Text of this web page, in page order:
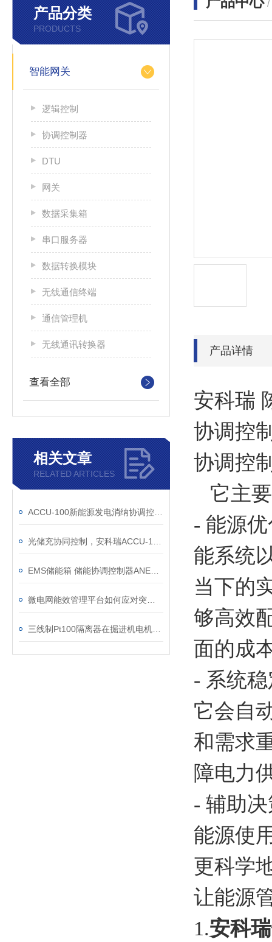
产品分类
PRODUCTS
智能网关
逻辑控制
协调控制器
DTU
网关
数据采集箱
串口服务器
数据转换模块
无线通信终端
通信管理机
无线通讯转换器
查看全部
相关文章
RELATED ARTICLES
/
产品详情
安科瑞
协调控
协调控
它主
- 能源
能系统
当下的
够高效
面的成
- 系统
它会自
和需求
障电力
- 辅助
能源使
更科学
让能源
1.安科